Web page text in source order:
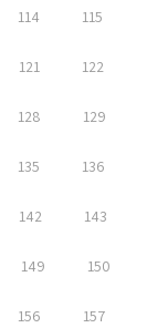
114 115
121 122
128 129
135 136
142 143
149 150
156 157